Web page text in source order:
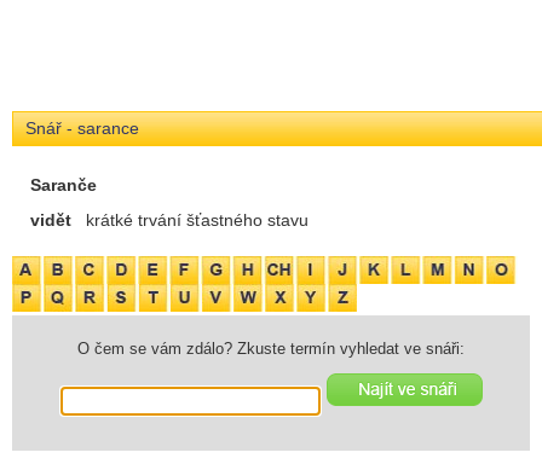
Snář - sarance
Saranče
vidět
krátké trvání šťastného stavu
O čem se vám zdálo? Zkuste termín vyhledat ve snáři: